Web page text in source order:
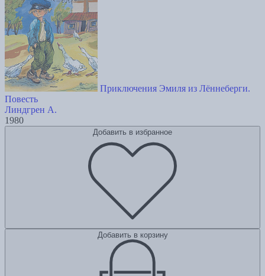
Приключения Эмиля из Лённеберги.
Повесть
Линдгрен А.
1980
Добавить в избранное
Добавить в корзину